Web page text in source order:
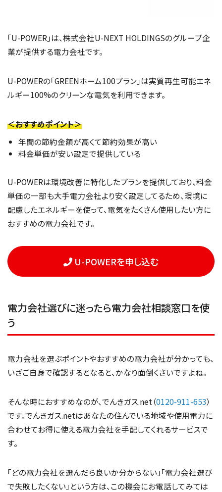
「U-POWER」は、株式会社U-NEXT HOLDINGSのグループ企
業が提供する電力会社です。
U-POWERの「GREENホーム100プラン」は実質再生可能エネ
ルギー100%のクリーンな電気を利用できます。
＜おすすめポイント＞
年間の節約金額が高くて節約効果が高い
料金単価が安い設定で提供している
U-POWERは環境改善に特化したプランを提供しており、料金
単価の一部も大手電力会社より安く設定してるため、環境に
配慮したエネルギーを使って、電気をたくさん使用したい方に
おすすめの電力会社です。
U-POWERを申し込む
電力会社選びに迷ったら電力会社相談窓口を使
う
電力会社を選ぶポイントやおすすめの電力会社が分かっても、
いざご自身で確認するとなると、かなり面倒くさいですよね。
そんな時におすすめなのが、でんきガス.net（0120-911-653）
です。でんきガス.netはあなたの住んでいる地域や使用電力に
合わせてお得に使える電力会社を手配してくれるサービスで
す。
「どの電力会社を選んだら良いか分からない」「電力会社選び
で失敗したくない」という方は、この機会にお電話してみては